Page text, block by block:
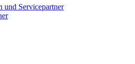
und Servicepartner